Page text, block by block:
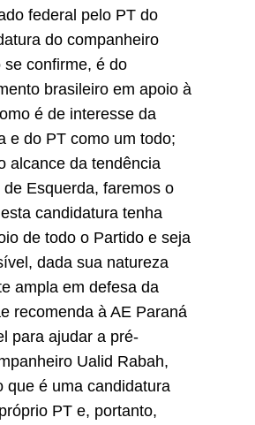
federal pelo PT do
do companheiro
se confirme, é do
brasileiro em apoio à
é de interesse da
e do PT como um todo;
alcance da tendência
Esquerda, faremos o
candidatura tenha
de todo o Partido e seja
dada sua natureza
ampla em defesa da
recomenda à AE Paraná
para ajudar a pré-
Ualid Rabah,
que é uma candidatura
PT e, portanto,